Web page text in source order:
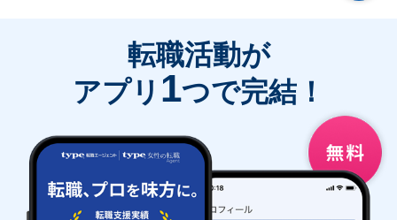
転職活動が
アプリ 1つで完結！